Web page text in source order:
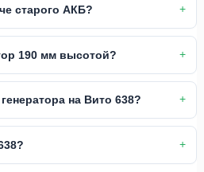
старого АКБ?
190 мм высотой?
на Вито 638?